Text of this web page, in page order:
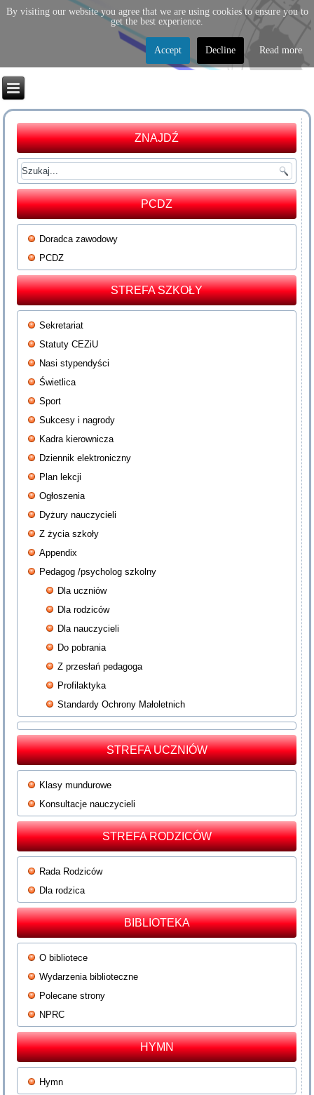
ZNAJDŹ
PCDZ
Doradca zawodowy
PCDZ
STREFA SZKOŁY
Sekretariat
Statuty CEZiU
Nasi stypendyści
Świetlica
Sport
Sukcesy i nagrody
Kadra kierownicza
Dziennik elektroniczny
Plan lekcji
Ogłoszenia
Dyżury nauczycieli
Z życia szkoły
Appendix
Pedagog /psycholog szkolny
Dla uczniów
Dla rodziców
Dla nauczycieli
Do pobrania
Z przesłań pedagoga
Profilaktyka
Standardy Ochrony Małoletnich
STREFA UCZNIÓW
Klasy mundurowe
Konsultacje nauczycieli
STREFA RODZICÓW
Rada Rodziców
Dla rodzica
BIBLIOTEKA
O bibliotece
Wydarzenia biblioteczne
Polecane strony
NPRC
HYMN
Hymn
By visiting our website you agree that we are using cookies to ensure you to
get the best experience.
Accept Decline Read more